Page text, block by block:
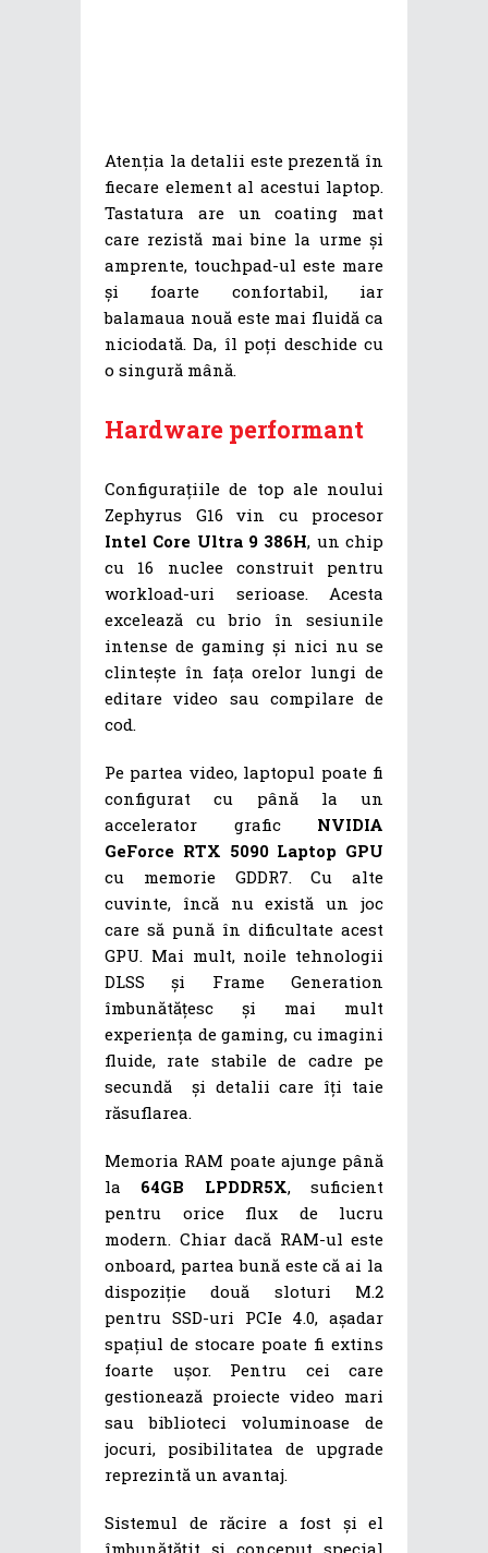
Atenția la detalii este prezentă în
fiecare element al acestui laptop.
Tastatura are un coating mat
care rezistă mai bine la urme și
amprente, touchpad-ul este mare
și foarte confortabil, iar
balamaua nouă este mai fluidă ca
niciodată. Da, îl poți deschide cu
o singură mână.
Hardware performant
Configurațiile de top ale noului
Zephyrus G16 vin cu procesor
Intel Core Ultra 9 386H, un chip
cu 16 nuclee construit pentru
workload-uri serioase. Acesta
excelează cu brio în sesiunile
intense de gaming și nici nu se
clintește în fața orelor lungi de
editare video sau compilare de
cod.
Pe partea video, laptopul poate fi
configurat cu până la un
accelerator grafic NVIDIA
GeForce RTX 5090 Laptop GPU
cu memorie GDDR7. Cu alte
cuvinte, încă nu există un joc
care să pună în dificultate acest
GPU. Mai mult, noile tehnologii
DLSS și Frame Generation
îmbunătățesc și mai mult
experiența de gaming, cu imagini
fluide, rate stabile de cadre pe
secundă și detalii care îți taie
răsuflarea.
Memoria RAM poate ajunge până
la 64GB LPDDR5X, suficient
pentru orice flux de lucru
modern. Chiar dacă RAM-ul este
onboard, partea bună este că ai la
dispoziție două sloturi M.2
pentru SSD-uri PCIe 4.0, așadar
spațiul de stocare poate fi extins
foarte ușor. Pentru cei care
gestionează proiecte video mari
sau biblioteci voluminoase de
jocuri, posibilitatea de upgrade
reprezintă un avantaj.
Sistemul de răcire a fost și el
îmbunătățit și conceput special